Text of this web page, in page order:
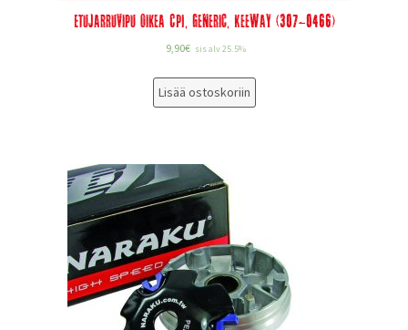
Etujarruvipu oikea CPI, Generic, Keeway (307-0466)
9,90€ sis alv 25.5%
Lisää ostoskoriin